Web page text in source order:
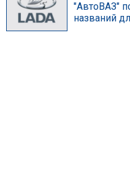
"АвтоВАЗ"
названий